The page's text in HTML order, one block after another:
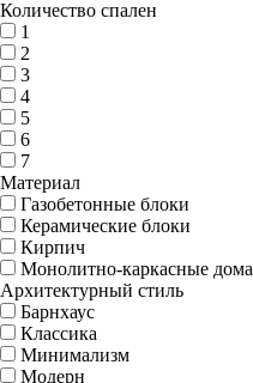
Количество спален
1
2
3
4
5
6
7
Материал
Газобетонные блоки
Керамические блоки
Кирпич
Монолитно-каркасные дома
Архитектурный стиль
Барнхаус
Классика
Минимализм
Модерн